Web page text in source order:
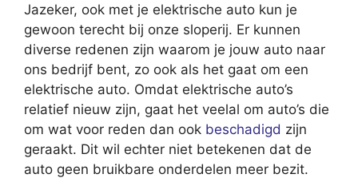
Jazeker, ook met je elektrische auto kun je
gewoon terecht bij onze sloperij. Er kunnen
diverse redenen zijn waarom je jouw auto naar
ons bedrijf bent, zo ook als het gaat om een
elektrische auto. Omdat elektrische auto’s
relatief nieuw zijn, gaat het veelal om auto’s die
om wat voor reden dan ook beschadigd zijn
geraakt. Dit wil echter niet betekenen dat de
auto geen bruikbare onderdelen meer bezit.